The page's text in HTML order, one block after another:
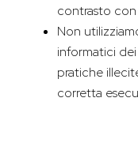
contrasto
Non
informatici
pratiche
corretta